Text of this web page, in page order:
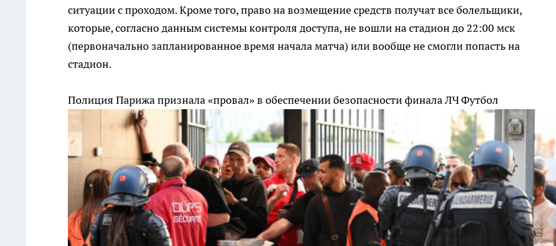
ситуации с проходом. Кроме того, право на возмещение средств получат все болельщики,
которые, согласно данным системы контроля доступа, не вошли на стадион до 22:00 мск
(первоначально запланированное время начала матча) или вообще не смогли попасть на
стадион.
Полиция Парижа признала «провал» в обеспечении безопасности финала ЛЧФутбол